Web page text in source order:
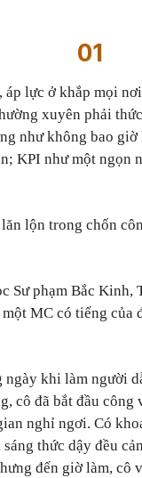
01
lực ở khắp mọi
xuyên phải
như không bao
KPI như một ngọn
lộn trong chốn
Sư phạm Bắc Kinh,
MC có tiếng của
ngày khi làm người
cô đã bắt đầu
nghỉ ngơi. Có
thức dậy đều
đến giờ làm, cô